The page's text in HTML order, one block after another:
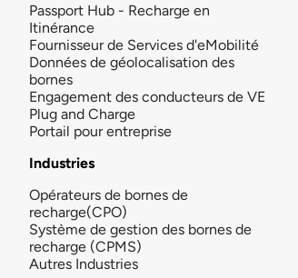
Passport Hub - Recharge en
Itinérance
Fournisseur de Services d'eMobilité
Données de géolocalisation des
bornes
Engagement des conducteurs de VE
Plug and Charge
Portail pour entreprise
Industries
Opérateurs de bornes de
recharge(CPO)
Système de gestion des bornes de
recharge (CPMS)
Autres Industries